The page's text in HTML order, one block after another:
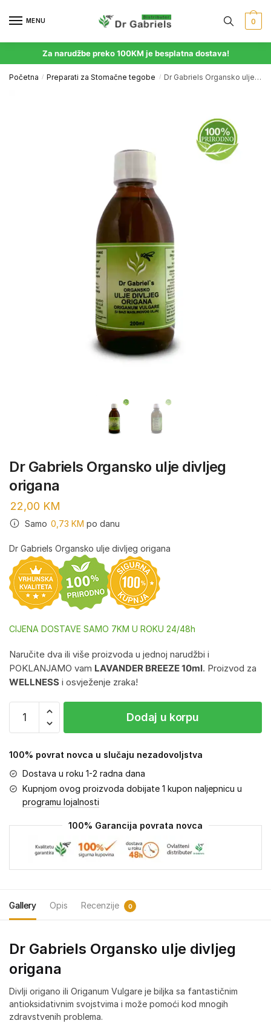
MENU 0
Za narudžbe preko 100KM je besplatna dostava!
Početna / Preparati za Stomačne tegobe / Dr Gabriels Organsko ulje divljeg origana
Dr Gabriels Organsko ulje divljeg
origana
22,00 KM
Samo 0,73 KM po danu
Dr Gabriels Organsko ulje divljeg origana
CIJENA DOSTAVE SAMO 7KM U ROKU 24/48h
Naručite dva ili više proizvoda u jednoj narudžbi i
POKLANJAMO vam LAVANDER BREEZE 10ml. Proizvod za
WELLNESS i osvježenje zraka!
Dodaj u korpu
100% povrat novca u slučaju nezadovoljstva
Dostava u roku 1-2 radna dana
Kupnjom ovog proizvoda dobijate 1 kupon naljepnicu u
programu lojalnosti
100% Garancija povrata novca
Gallery Opis Recenzije 0
Dr Gabriels Organsko ulje divljeg
origana
Divlji origano ili Origanum Vulgare je biljka sa fantastičnim
antioksidativnim svojstvima i može pomoći kod mnogih
zdravstvenih problema.